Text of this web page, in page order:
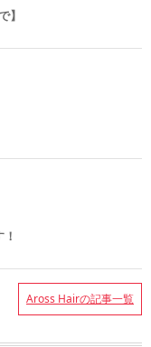
】
Aross Hairの記事一覧